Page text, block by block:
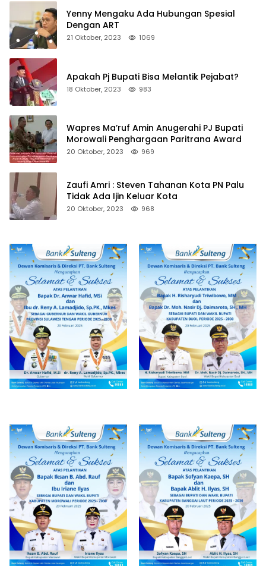
Yenny Mengaku Ada Hubungan Spesial
Dengan ART
21 Oktober, 2023 1069
Apakah Pj Bupati Bisa Melantik Pejabat?
18 Oktober, 2023 983
Wapres Ma’ruf Amin Anugerahi PJ Bupati
Morowali Penghargaan Paritrana Award
20 Oktober, 2023 969
Zaufi Amri : Steven Tahanan Kota PN Palu
Tidak Ada Ijin Keluar Kota
20 Oktober, 2023 968